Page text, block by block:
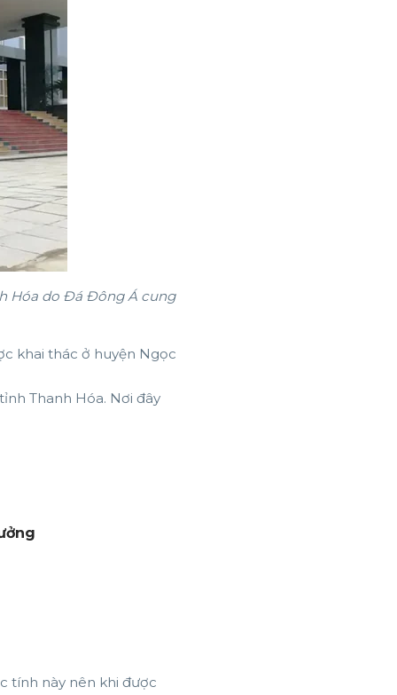
Hóa do Đá Đông Á cung
khai thác ở huyện Ngọc
Thanh Hóa. Nơi đây
tính này nên khi được